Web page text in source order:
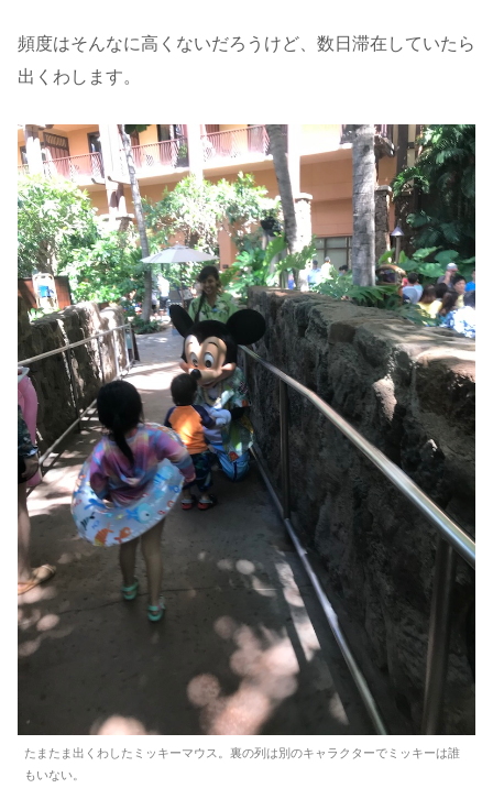
頻度はそんなに高くないだろうけど、数日滞在していたら
出くわします。
たまたま出くわしたミッキーマウス。裏の列は別のキャラクターでミッキーは誰
もいない。